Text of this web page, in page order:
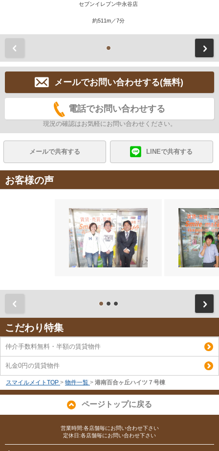
セブンイレブン中永谷店
約511m／7分
メールでお問い合わせする(無料)
電話でお問い合わせする
現況の確認はお気軽にお問い合わせください。
メールで共有する LINEで共有する
お客様の声
こだわり特集
仲介手数料無料・半額の賃貸物件
礼金0円の賃貸物件
スマイルメイトTOP > 物件一覧 > 港南百合ヶ丘ハイツ７号棟
ページトップに戻る
営業時間:各店舗毎にお問い合わせ下さい
定休日:各店舗毎にお問い合わせ下さい